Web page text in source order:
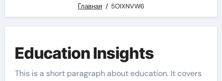
Главная 5OIXNVW6
Education Insights
This is a short paragraph about education. It covers